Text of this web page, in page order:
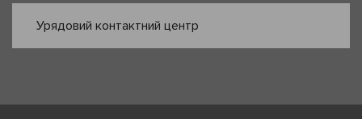
Урядовий контактний центр